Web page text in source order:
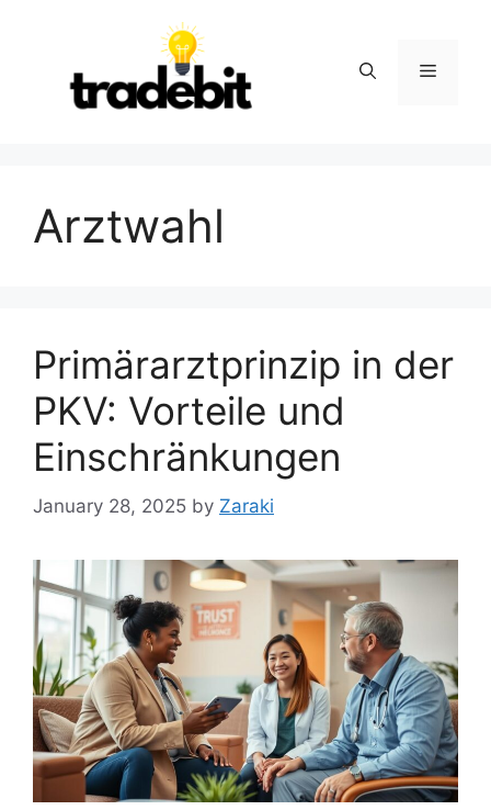
Menu
Arztwahl
Primärarztprinzip in der
PKV: Vorteile und
Einschränkungen
January 28, 2025 by Zaraki